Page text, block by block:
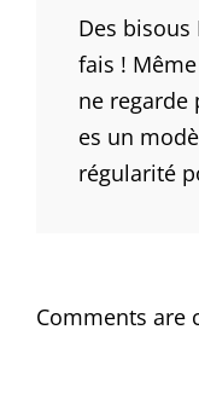
Des bisous
fais !
ne regarde
es un
régularité
Comments are